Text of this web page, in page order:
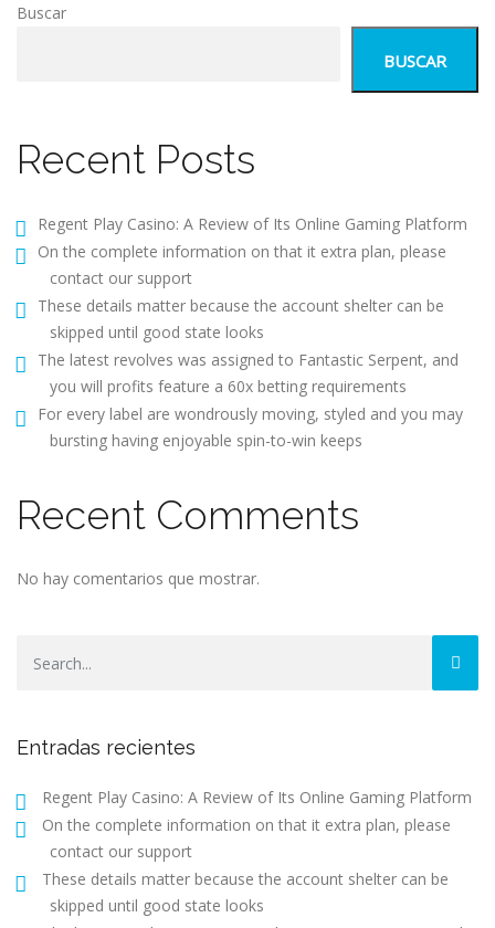
Buscar
BUSCAR
Recent Posts
Regent Play Casino: A Review of Its Online Gaming Platform
On the complete information on that it extra plan, please
contact our support
These details matter because the account shelter can be
skipped until good state looks
The latest revolves was assigned to Fantastic Serpent, and
you will profits feature a 60x betting requirements
For every label are wondrously moving, styled and you may
bursting having enjoyable spin-to-win keeps
Recent Comments
No hay comentarios que mostrar.
Entradas recientes
Regent Play Casino: A Review of Its Online Gaming Platform
On the complete information on that it extra plan, please
contact our support
These details matter because the account shelter can be
skipped until good state looks